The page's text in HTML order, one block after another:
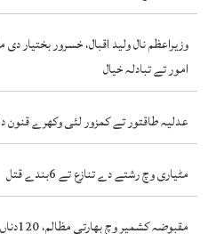
وزیراعظم نال ولید اقبال، خسرور بختیار
امور تے تبادلہ خیال
عدلیہ طاقتور تے کمزور لئی وکھرے قنون
مٹیاری وچ رشتے دے تنازع تے 6بندے قتل